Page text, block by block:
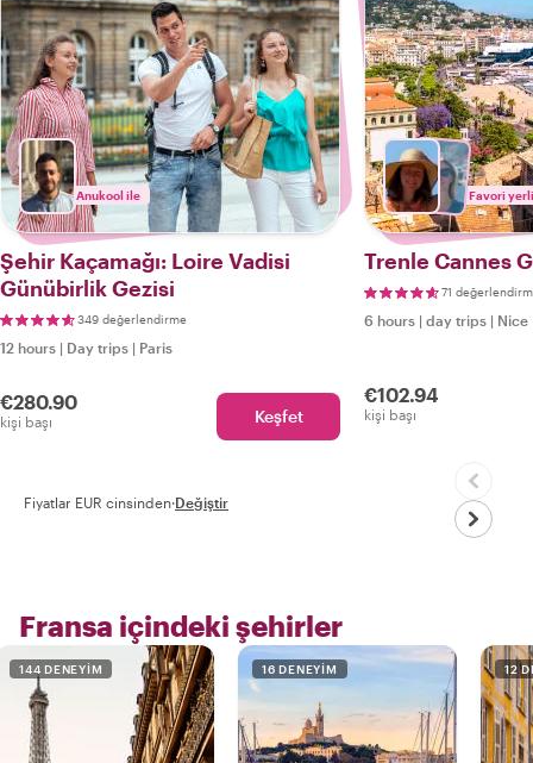
Anukool ile
Şehir Kaçamağı: Loire Vadisi
Günübirlik Gezisi
349 değerlendirme
12 hours | Day trips | Paris
€280.90
kişi başı Keşfet
Favori
Trenle Cannes
71
6 hours | day trips | Nice
€102.94
kişi başı
Fiyatlar EUR cinsinden·Değiştir
Fransa içindeki şehirler
144 DENEYIM 16 DENEYIM 12